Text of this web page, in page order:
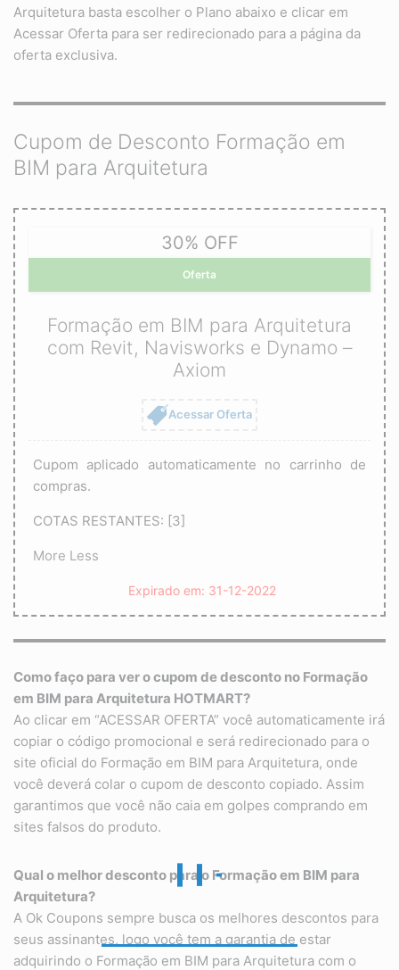
Arquitetura basta escolher o Plano abaixo e clicar em
Acessar Oferta para ser redirecionado para a página da
oferta exclusiva.
Cupom de Desconto Formação em
BIM para Arquitetura
30% OFF
Oferta
Formação em BIM para Arquitetura
com Revit, Navisworks e Dynamo –
Axiom
Acessar Oferta
Cupom aplicado automaticamente no carrinho de
compras.
COTAS RESTANTES: [3]
More Less
Expirado em: 31-12-2022
Como faço para ver o cupom de desconto no Formação
em BIM para Arquitetura HOTMART?
Ao clicar em “ACESSAR OFERTA” você automaticamente irá
copiar o código promocional e será redirecionado para o
site oficial do Formação em BIM para Arquitetura, onde
você deverá colar o cupom de desconto copiado. Assim
garantimos que você não caia em golpes comprando em
sites falsos do produto.
Qual o melhor desconto para o Formação em BIM para
Arquitetura?
A Ok Coupons sempre busca os melhores descontos para
seus assinantes, logo você tem a garantia de estar
adquirindo o Formação em BIM para Arquitetura com o